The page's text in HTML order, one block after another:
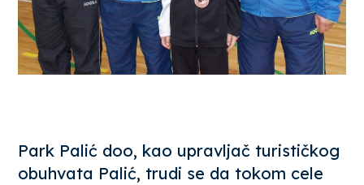
Park Palić doo, kao upravljač turističkog
obuhvata Palić, trudi se da tokom cele